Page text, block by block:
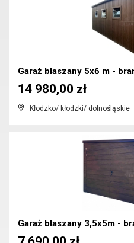
Garaż blaszany 5x6 m -
Kłodzko/ kłodzki/ dolnośląskie
14 980,00 zł